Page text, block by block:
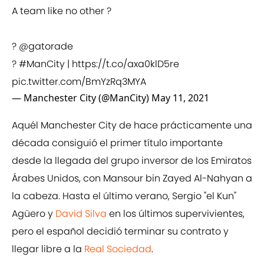
A team like no other ?
? @gatorade
?#ManCity | https://t.co/axa0klD5re
pic.twitter.com/BmYzRq3MYA
— Manchester City (@ManCity) May 11, 2021
Aquél Manchester City de hace prácticamente una
década consiguió el primer título importante
desde la llegada del grupo inversor de los Emiratos
Árabes Unidos, con Mansour bin Zayed Al-Nahyan a
la cabeza. Hasta el último verano, Sergio "el Kun"
Agüero y David Silva en los últimos supervivientes,
pero el español decidió terminar su contrato y
llegar libre a la Real Sociedad.